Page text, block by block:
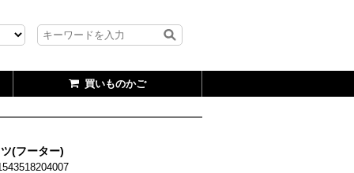
買いものかご
(フーター)